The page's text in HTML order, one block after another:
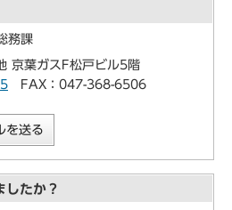
務課
京葉ガスF松戸ビル5階
FAX：047-368-6506
を送る
したか？